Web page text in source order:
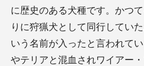
に歴史のある犬種です。かつ
りに狩猟犬として同行してい
いう名前が入ったと言われて
やテリアと混血されワイアー